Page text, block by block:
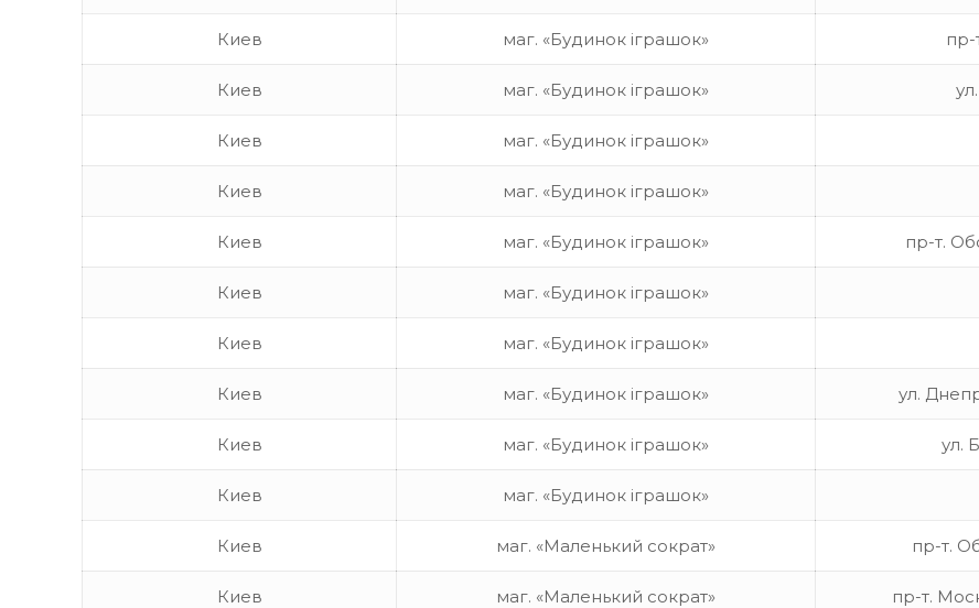
Киев маг. «Будинок іграшок» пр-
Киев маг. «Будинок іграшок»
Киев маг. «Будинок іграшок»
Киев маг. «Будинок іграшок»
Киев маг. «Будинок іграшок» пр-т.
Киев маг. «Будинок іграшок»
Киев маг. «Будинок іграшок»
Киев маг. «Будинок іграшок» ул.
Киев маг. «Будинок іграшок» ул.
Киев маг. «Будинок іграшок»
Киев маг. «Маленький сократ» пр-т.
Киев маг. «Маленький сократ» пр-т.